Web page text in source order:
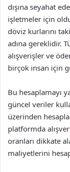
dışına seyahat
işletmeler için
döviz kurlarını
adına gereklidir.
alışverişler ve
birçok insan için
Bu hesaplamayı
güncel veriler
üzerinden
platformda
oranları dikkate
maliyetlerini